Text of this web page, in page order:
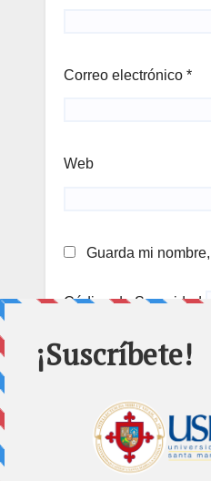
Correo electrónico *
Web
Guarda mi
Código de Seguridad